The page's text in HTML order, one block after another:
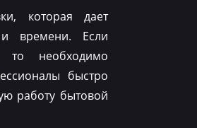
которая дает
времени. Если
то необходимо
быстро
работу бытовой